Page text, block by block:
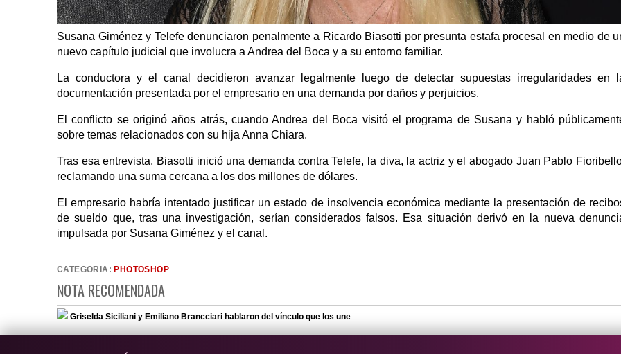
Susana Giménez y Telefe denunciaron penalmente a Ricardo Biasotti por presunta estafa procesal en medio de
nuevo capítulo judicial que involucra a Andrea del Boca y a su entorno familiar.
La conductora y el canal decidieron avanzar legalmente luego de detectar supuestas irregularidades en
documentación presentada por el empresario en una demanda por daños y perjuicios.
El conflicto se originó años atrás, cuando Andrea del Boca visitó el programa de Susana y habló
sobre temas relacionados con su hija Anna Chiara.
Tras esa entrevista, Biasotti inició una demanda contra Telefe, la diva, la actriz y el abogado Juan Pablo
reclamando una suma cercana a los dos millones de dólares.
El empresario habría intentado justificar un estado de insolvencia económica mediante la presentación de
de sueldo que, tras una investigación, serían considerados falsos. Esa situación derivó en la nueva
impulsada por Susana Giménez y el canal.
CATEGORIA: PHOTOSHOP
NOTA RECOMENDADA
Griselda Siciliani y Emiliano Brancciari hablaron del vínculo que los une